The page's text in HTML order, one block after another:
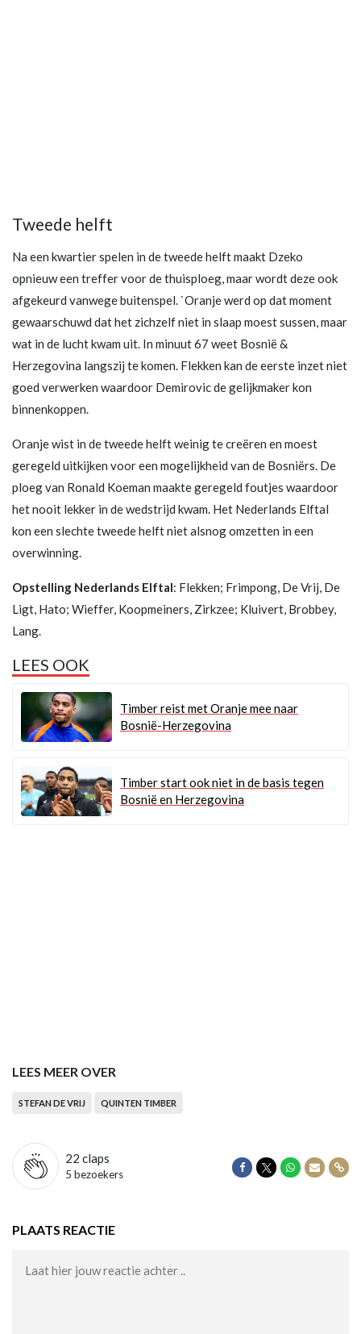
Tweede helft
Na een kwartier spelen in de tweede helft maakt Dzeko
opnieuw een treffer voor de thuisploeg, maar wordt deze ook
afgekeurd vanwege buitenspel. `Oranje werd op dat moment
gewaarschuwd dat het zichzelf niet in slaap moest sussen, maar
wat in de lucht kwam uit. In minuut 67 weet Bosnië &
Herzegovina langszij te komen. Flekken kan de eerste inzet niet
goed verwerken waardoor Demirovic de gelijkmaker kon
binnenkoppen.
Oranje wist in de tweede helft weinig te creëren en moest
geregeld uitkijken voor een mogelijkheid van de Bosniërs. De
ploeg van Ronald Koeman maakte geregeld foutjes waardoor
het nooit lekker in de wedstrijd kwam. Het Nederlands Elftal
kon een slechte tweede helft niet alsnog omzetten in een
overwinning.
Opstelling Nederlands Elftal: Flekken; Frimpong, De Vrij, De
Ligt, Hato; Wieffer, Koopmeiners, Zirkzee; Kluivert, Brobbey,
Lang.
LEES OOK
Timber reist met Oranje mee naar
Bosnië-Herzegovina
Timber start ook niet in de basis tegen
Bosnië en Herzegovina
LEES MEER OVER
STEFAN DE VRIJ QUINTEN TIMBER
22 claps
5 bezoekers
Delen op Facebook
Delen op Twitter
Delen op
Delen
PLAATS REACTIE